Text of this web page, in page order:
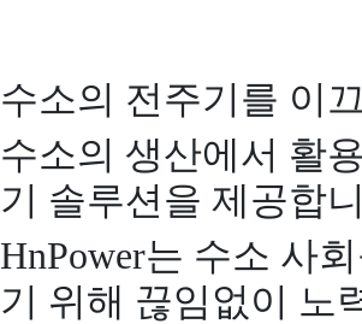
수소의 전주기를 이
수소의 생산에서 활
기 솔루션을 제공합
HnPower는 수소 사회
기 위해 끊임없이 노